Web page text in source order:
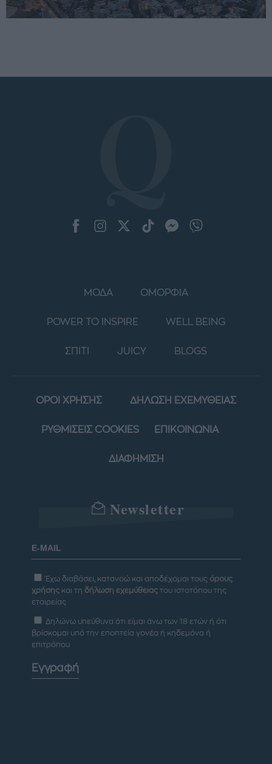
ΜΟΔΑ ΟΜΟΡΦΙΑ
POWER TO INSPIRE WELL BEING
ΣΠΙΤΙ JUICY BLOGS
ΟΡΟΙ ΧΡΗΣΗΣ ΔΗΛΩΣΗ ΕΧΕΜΥΘΕΙΑΣ
ΡΥΘΜΙΣΕΙΣ COOKIES ΕΠΙΚΟΙΝΩΝΙΑ
ΔΙΑΦΗΜΙΣΗ
Newsletter
Έχω διαβάσει, κατανοώ και αποδέχομαι τους όρους
χρήσης και τη δήλωση εχεμύθειας του ιστοτόπου της
εταιρείας
Δηλώνω υπεύθυνα ότι είμαι άνω των 18 ετών ή ότι
βρίσκομαι υπό την εποπτεία γονέα ή κηδεμόνα ή
επιτρόπου
Εγγραφή